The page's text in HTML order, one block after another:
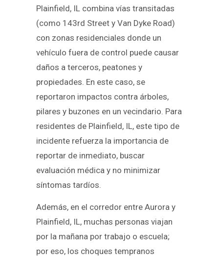
Plainfield, IL combina vías transitadas
(como 143rd Street y Van Dyke Road)
con zonas residenciales donde un
vehículo fuera de control puede causar
daños a terceros, peatones y
propiedades. En este caso, se
reportaron impactos contra árboles,
pilares y buzones en un vecindario. Para
residentes de Plainfield, IL, este tipo de
incidente refuerza la importancia de
reportar de inmediato, buscar
evaluación médica y no minimizar
síntomas tardíos.
Además, en el corredor entre Aurora y
Plainfield, IL, muchas personas viajan
por la mañana por trabajo o escuela;
por eso, los choques tempranos